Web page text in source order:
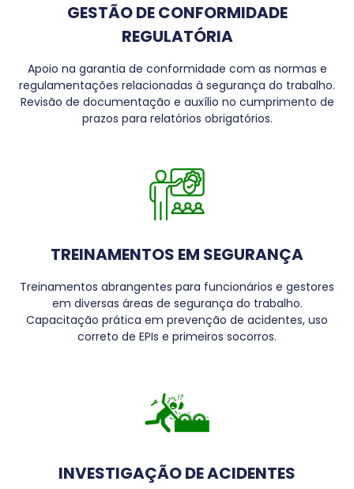
GESTÃO DE CONFORMIDADE
REGULATÓRIA
Apoio na garantia de conformidade com as normas e
regulamentações relacionadas à segurança do trabalho.
Revisão de documentação e auxílio no cumprimento de
prazos para relatórios obrigatórios.
TREINAMENTOS EM SEGURANÇA
Treinamentos abrangentes para funcionários e gestores
em diversas áreas de segurança do trabalho.
Capacitação prática em prevenção de acidentes, uso
correto de EPIs e primeiros socorros.
INVESTIGAÇÃO DE ACIDENTES